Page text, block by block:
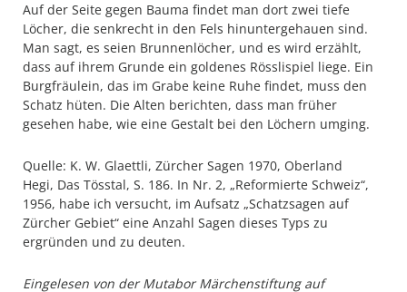
Auf der Seite gegen Bauma findet man dort zwei tiefe
Löcher, die senkrecht in den Fels hinuntergehauen sind.
Man sagt, es seien Brunnenlöcher, und es wird erzählt,
dass auf ihrem Grunde ein goldenes Rösslispiel liege. Ein
Burgfräulein, das im Grabe keine Ruhe findet, muss den
Schatz hüten. Die Alten berichten, dass man früher
gesehen habe, wie eine Gestalt bei den Löchern umging.
Quelle: K. W. Glaettli, Zürcher Sagen 1970, Oberland
Hegi, Das Tösstal, S. 186. In Nr. 2, „Reformierte Schweiz“,
1956, habe ich versucht, im Aufsatz „Schatzsagen auf
Zürcher Gebiet“ eine Anzahl Sagen dieses Typs zu
ergründen und zu deuten.
Eingelesen von der Mutabor Märchenstiftung auf